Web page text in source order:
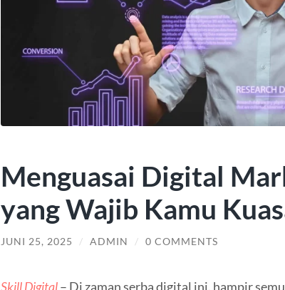
Menguasai Digital
yang Wajib Kamu
JUNI 25, 2025 / ADMIN / 0 COMMENTS
Skill Digital– Di zaman serba digital ini, hampir